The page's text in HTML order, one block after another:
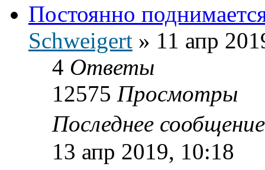
Постоянно
Schweigert » 11 апр
4 Ответы
12575 Просмотры
Последнее
13 апр 2019, 10:18